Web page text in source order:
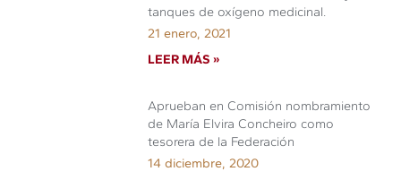
tanques de oxígeno medicinal.
21 enero, 2021
LEER MÁS »
Aprueban en Comisión nombramiento
de María Elvira Concheiro como
tesorera de la Federación
14 diciembre, 2020